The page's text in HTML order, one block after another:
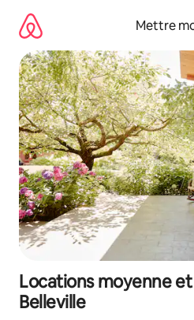
directement
contenu
Mettre
Locations moyenne
Belleville